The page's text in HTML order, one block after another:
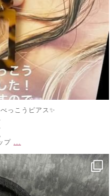
っこうピアス✨
.
.
,
プ